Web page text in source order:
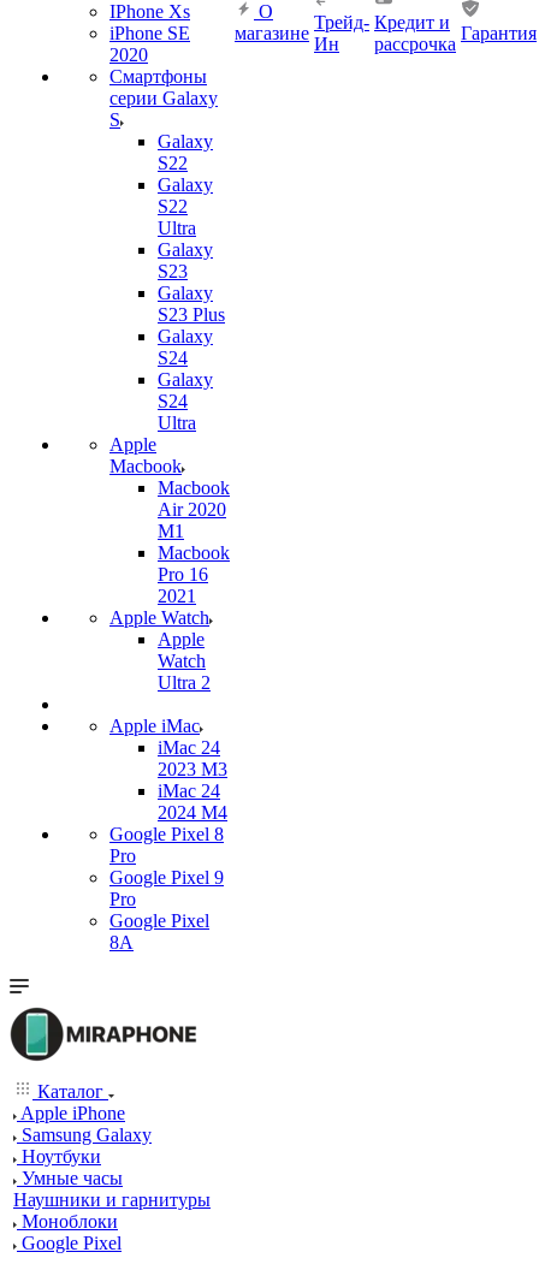
IPhone Xs
iPhone SE
2020
Смартфоны
серии Galaxy
S
Galaxy
S22
Galaxy
S22
Ultra
Galaxy
S23
Galaxy
S23 Plus
Galaxy
S24
Galaxy
S24
Ultra
Apple
Macbook
Macbook
Air 2020
M1
Macbook
Pro 16
2021
Apple Watch
Apple
Watch
Ultra 2
Apple iMac
iMac 24
2023 M3
iMac 24
2024 M4
Google Pixel 8
Pro
Google Pixel 9
Pro
Google Pixel
8A
О
магазине
Трейд-
Ин
Кредит и
рассрочка
Гарантия
Каталог
Apple iPhone
Samsung Galaxy
Ноутбуки
Умные часы
Наушники и гарнитуры
Моноблоки
Google Pixel